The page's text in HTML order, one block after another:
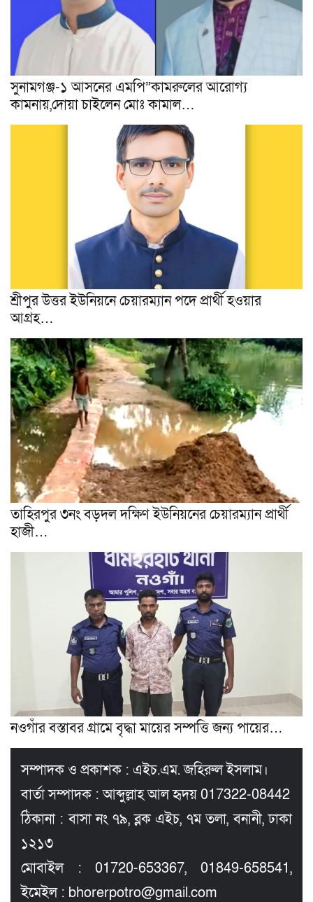
সুনামগঞ্জ-১ আসনের এমপি”কামরুলের আরোগ্য
কামনায়,দোয়া চাইলেন মোঃ কামাল…
শ্রীপুর উত্তর ইউনিয়নে চেয়ারম্যান পদে প্রার্থী হওয়ার
আগ্ৰহ…
তাহিরপুর ৩নং বড়দল দক্ষিণ ইউনিয়নের চেয়ারম্যান প্রার্থী
হাজী…
নওগাঁর বস্তাবর গ্রামে বৃদ্ধা মায়ের সম্পত্তি জন্য পায়ের…
সম্পাদক ও প্রকাশক : এইচ.এম. জহিরুল ইসলাম।
বার্তা সম্পাদক : আব্দুল্লাহ আল হৃদয় 017322-08442
ঠিকানা : বাসা নং ৭৯, ব্লক এইচ, ৭ম তলা, বনানী, ঢাকা
১২১৩
মোবাইল : 01720-653367, 01849-658541,
ইমেইল : bhorerpotro@gmail.com